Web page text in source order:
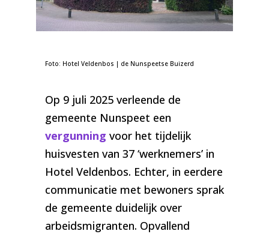
Foto: Hotel Veldenbos | de Nunspeetse Buizerd
Op 9 juli 2025 verleende de
gemeente Nunspeet een
vergunning voor het tijdelijk
huisvesten van 37 ‘werknemers’ in
Hotel Veldenbos. Echter, in eerdere
communicatie met bewoners sprak
de gemeente duidelijk over
arbeidsmigranten. Opvallend